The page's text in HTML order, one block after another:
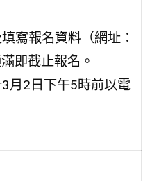
寫報名資料（網址：
即截止報名。
月2日下午5時前以電